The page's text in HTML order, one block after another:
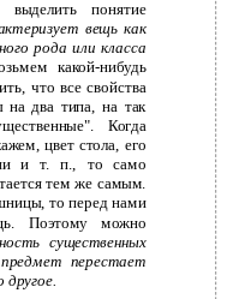
понятие
вещь как
рода или класса
какой-нибудь
что все свойства
на два типа, на так
Когда
цвет стола, его
и т. п., то само
тем же самым.
то перед нами
Поэтому можно
существенных
перестает